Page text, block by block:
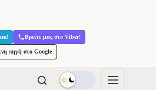
Βρείτε μας στο Viber!
πηγή στο Google